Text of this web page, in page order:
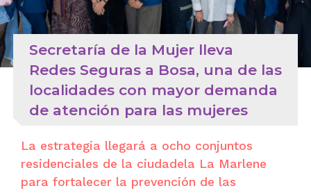
Secretaría de la Mujer lleva
Redes Seguras a Bosa, una de las
localidades con mayor demanda
de atención para las mujeres
La estrategia llegará a ocho conjuntos
residenciales de la ciudadela La Marlene
para fortalecer la prevención de las